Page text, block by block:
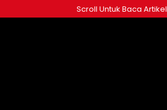
to
Scroll Untuk Baca Artikel